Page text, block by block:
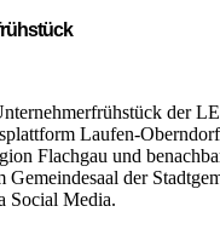
der
Laufen-
Flachgau und
der
Social Media.